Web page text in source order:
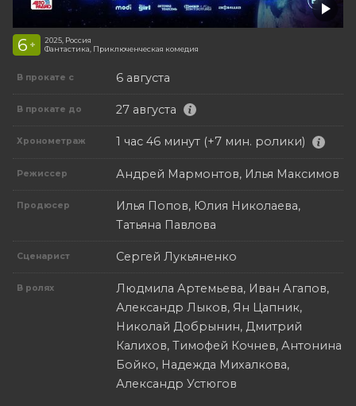
6 +
2025, Россия
Фантастика, Приключенческая комедия
В прокате с 6 августа
В прокате до 27 августа
Хронометраж 1 час 46 минут (+7 мин. ролики)
Режиссер Андрей Мармонтов, Илья Максимов
Продюсер
Илья Попов, Юлия Николаева,
Татьяна Павлова
Сценарист Сергей Лукьяненко
В ролях
Людмила Артемьева, Иван Агапов,
Александр Лыков, Ян Цапник,
Николай Добрынин, Дмитрий
Калихов, Тимофей Кочнев, Антонина
Бойко, Надежда Михалкова,
Александр Устюгов